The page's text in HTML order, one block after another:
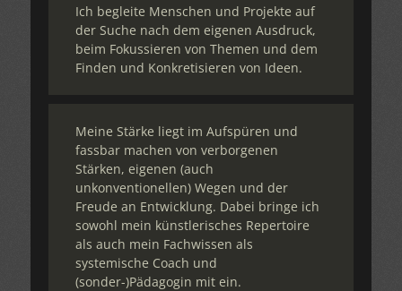
Ich begleite Menschen und Projekte auf
der Suche nach dem eigenen Ausdruck,
beim Fokussieren von Themen und dem
Finden und Konkretisieren von Ideen.
Meine Stärke liegt im Aufspüren und
fassbar machen von verborgenen
Stärken, eigenen (auch
unkonventionellen) Wegen und der
Freude an Entwicklung. Dabei bringe ich
sowohl mein künstlerisches Repertoire
als auch mein Fachwissen als
systemische Coach und
(sonder-)Pädagogin mit ein.